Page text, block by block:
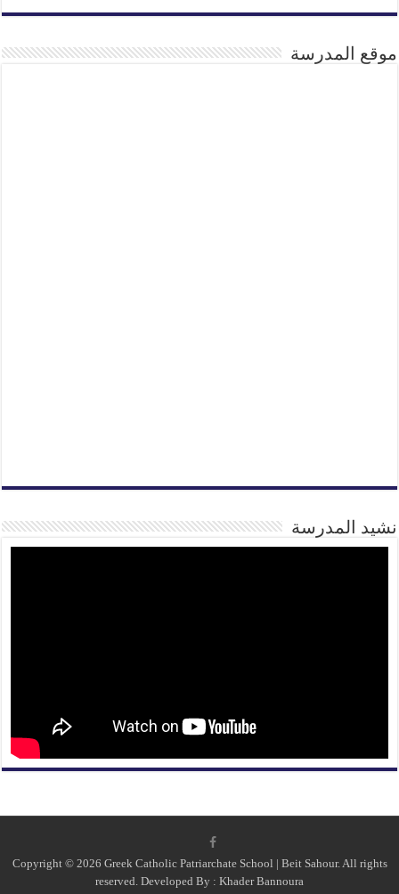
موقع المدرسة
نشيد المدرسة
Copyright © 2026 Greek Catholic Patriarchate School | Beit Sahour. All rights
reserved. Developed By : Khader Bannoura